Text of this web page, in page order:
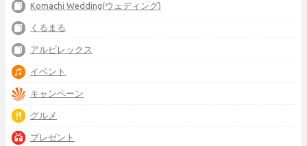
Komachi Wedding(ウェディング)
くるまる
アルビレックス
イベント
キャンペーン
グルメ
プレゼント